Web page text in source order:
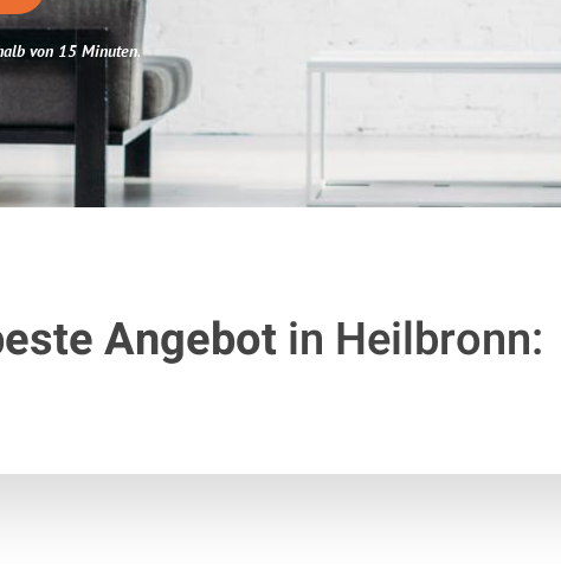
von 15 Minuten.
Angebotin Heilbronn: